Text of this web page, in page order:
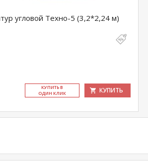
угловой Техно-5 (3,2*2,24 м)
КУ­ПИТЬ В
ОДИН КЛИК
КУПИТЬ